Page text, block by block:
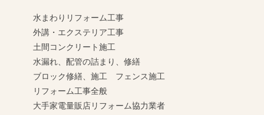
水まわりリフォーム工事
外講・エクステリア工事
土間コンクリート施工
水漏れ、配管の詰まり、修繕
ブロック修繕、施工 フェンス施工
リフォーム工事全般
大手家電量販店リフォーム協力業者